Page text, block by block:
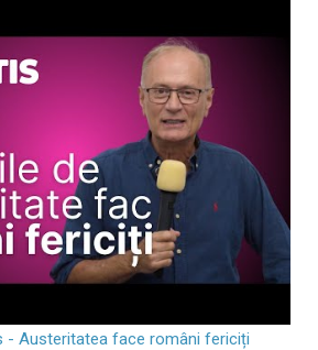
- Austeritatea face români fericiți